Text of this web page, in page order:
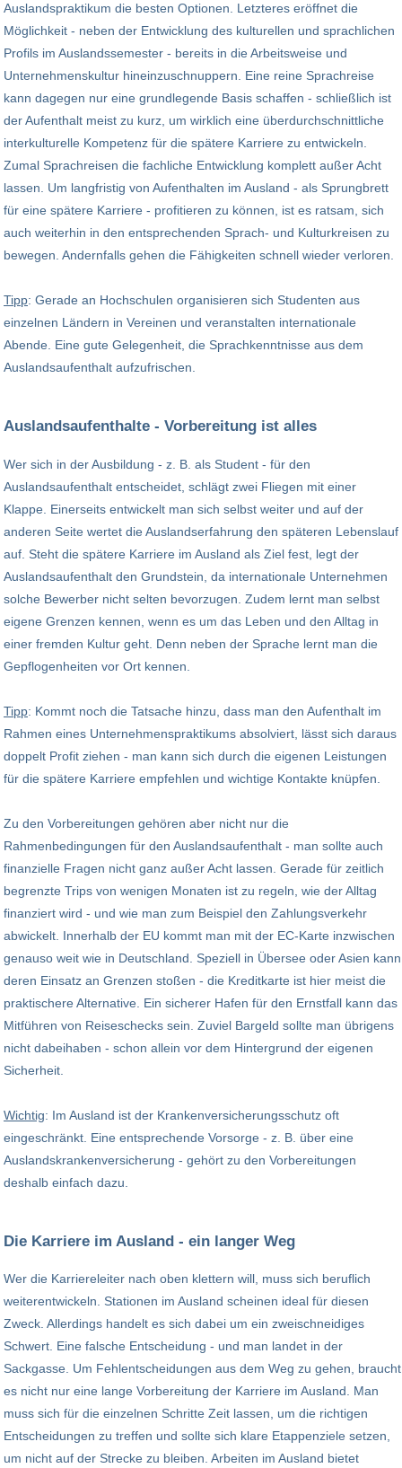
Auslandspraktikum die besten Optionen. Letzteres eröffnet die
Möglichkeit - neben der Entwicklung des kulturellen und sprachlichen
Profils im Auslandssemester - bereits in die Arbeitsweise und
Unternehmenskultur hineinzuschnuppern. Eine reine Sprachreise
kann dagegen nur eine grundlegende Basis schaffen - schließlich ist
der Aufenthalt meist zu kurz, um wirklich eine überdurchschnittliche
interkulturelle Kompetenz für die spätere Karriere zu entwickeln.
Zumal Sprachreisen die fachliche Entwicklung komplett außer Acht
lassen. Um langfristig von Aufenthalten im Ausland - als Sprungbrett
für eine spätere Karriere - profitieren zu können, ist es ratsam, sich
auch weiterhin in den entsprechenden Sprach- und Kulturkreisen zu
bewegen. Andernfalls gehen die Fähigkeiten schnell wieder verloren.
Tipp: Gerade an Hochschulen organisieren sich Studenten aus
einzelnen Ländern in Vereinen und veranstalten internationale
Abende. Eine gute Gelegenheit, die Sprachkenntnisse aus dem
Auslandsaufenthalt aufzufrischen.
Auslandsaufenthalte - Vorbereitung ist alles
Wer sich in der Ausbildung - z. B. als Student - für den
Auslandsaufenthalt entscheidet, schlägt zwei Fliegen mit einer
Klappe. Einerseits entwickelt man sich selbst weiter und auf der
anderen Seite wertet die Auslandserfahrung den späteren Lebenslauf
auf. Steht die spätere Karriere im Ausland als Ziel fest, legt der
Auslandsaufenthalt den Grundstein, da internationale Unternehmen
solche Bewerber nicht selten bevorzugen. Zudem lernt man selbst
eigene Grenzen kennen, wenn es um das Leben und den Alltag in
einer fremden Kultur geht. Denn neben der Sprache lernt man die
Gepflogenheiten vor Ort kennen.
Tipp: Kommt noch die Tatsache hinzu, dass man den Aufenthalt im
Rahmen eines Unternehmenspraktikums absolviert, lässt sich daraus
doppelt Profit ziehen - man kann sich durch die eigenen Leistungen
für die spätere Karriere empfehlen und wichtige Kontakte knüpfen.
Zu den Vorbereitungen gehören aber nicht nur die
Rahmenbedingungen für den Auslandsaufenthalt - man sollte auch
finanzielle Fragen nicht ganz außer Acht lassen. Gerade für zeitlich
begrenzte Trips von wenigen Monaten ist zu regeln, wie der Alltag
finanziert wird - und wie man zum Beispiel den Zahlungsverkehr
abwickelt. Innerhalb der EU kommt man mit der EC-Karte inzwischen
genauso weit wie in Deutschland. Speziell in Übersee oder Asien kann
deren Einsatz an Grenzen stoßen - die Kreditkarte ist hier meist die
praktischere Alternative. Ein sicherer Hafen für den Ernstfall kann das
Mitführen von Reiseschecks sein. Zuviel Bargeld sollte man übrigens
nicht dabeihaben - schon allein vor dem Hintergrund der eigenen
Sicherheit.
Wichtig: Im Ausland ist der Krankenversicherungsschutz oft
eingeschränkt. Eine entsprechende Vorsorge - z. B. über eine
Auslandskrankenversicherung - gehört zu den Vorbereitungen
deshalb einfach dazu.
Die Karriere im Ausland - ein langer Weg
Wer die Karriereleiter nach oben klettern will, muss sich beruflich
weiterentwickeln. Stationen im Ausland scheinen ideal für diesen
Zweck. Allerdings handelt es sich dabei um ein zweischneidiges
Schwert. Eine falsche Entscheidung - und man landet in der
Sackgasse. Um Fehlentscheidungen aus dem Weg zu gehen, braucht
es nicht nur eine lange Vorbereitung der Karriere im Ausland. Man
muss sich für die einzelnen Schritte Zeit lassen, um die richtigen
Entscheidungen zu treffen und sollte sich klare Etappenziele setzen,
um nicht auf der Strecke zu bleiben. Arbeiten im Ausland bietet